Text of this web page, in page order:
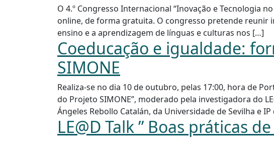
O 4.º Congresso Internacional “Inovação e Tecnologia
online, de forma gratuita. O congresso pretende reunir
ensino e a aprendizagem de línguas e culturas nos […]
Coeducação e igualdade:
SIMONE
Realiza-se no dia 10 de outubro, pelas 17:00, hora de
do Projeto SIMONE”, moderado pela investigadora do
Ángeles Rebollo Catalán, da Universidade de Sevilha e
LE@D Talk ” Boas práticas